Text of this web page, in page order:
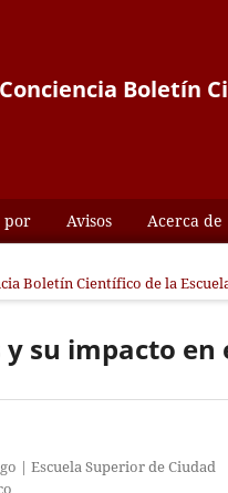
Boletín
por Avisos Acerca de
Boletín Científico de la
su impacto
| Escuela Superior de Ciudad